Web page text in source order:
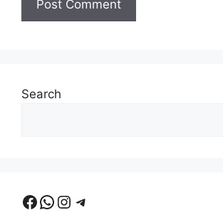
Search
Facebook
WhatsApp
Instagram
Telegram